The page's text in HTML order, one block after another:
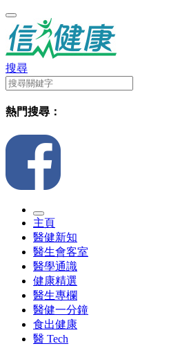
搜尋
熱門搜尋：
主頁
醫健新知
醫生會客室
醫學通識
健康精選
醫生專欄
醫健一分鐘
食出健康
醫 Tech